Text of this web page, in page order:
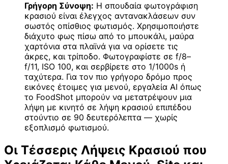
Γρήγορη Σύνοψη: Η σπουδαία φωτογράφιση
κρασιού είναι έλεγχος αντανακλάσεων συν
σωστός οπίσθιος φωτισμός. Χρησιμοποιήστε
διάχυτο φως πίσω από το μπουκάλι, μαύρα
χαρτόνια στα πλαϊνά για να ορίσετε τις
άκρες, και τρίποδο. Φωτογραφίστε σε f/8–
f/11, ISO 100, και σερβίρετε στο 1/1000s ή
ταχύτερα. Για τον πιο γρήγορο δρόμο προς
εικόνες έτοιμες για μενού, εργαλεία AI όπως
το FoodShot μπορούν να μετατρέψουν μια
λήψη με κινητό σε λήψη κρασιού επιπέδου
στούντιο σε 90 δευτερόλεπτα — χωρίς
εξοπλισμό φωτισμού.
Οι Τέσσερις Λήψεις Κρασιού που